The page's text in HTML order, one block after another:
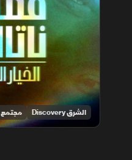
الشرق Discovery مجتمع